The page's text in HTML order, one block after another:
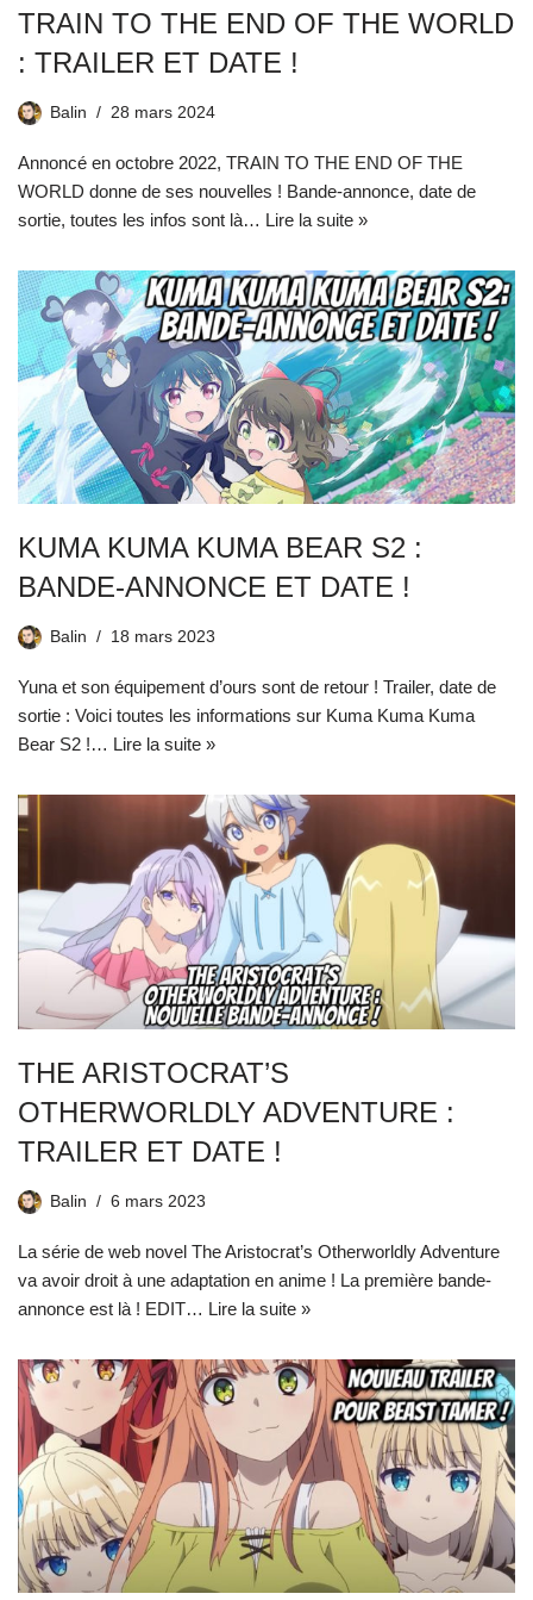
TRAIN TO THE END OF THE WORLD
: TRAILER ET DATE !
Balin 28 mars 2024
Annoncé en octobre 2022, TRAIN TO THE END OF THE
WORLD donne de ses nouvelles ! Bande-annonce, date de
sortie, toutes les infos sont là… Lire la suite »
KUMA KUMA KUMA BEAR S2 :
BANDE-ANNONCE ET DATE !
Balin 18 mars 2023
Yuna et son équipement d’ours sont de retour ! Trailer, date de
sortie : Voici toutes les informations sur Kuma Kuma Kuma
Bear S2 !… Lire la suite »
THE ARISTOCRAT’S
OTHERWORLDLY ADVENTURE :
TRAILER ET DATE !
Balin 6 mars 2023
La série de web novel The Aristocrat’s Otherworldly Adventure
va avoir droit à une adaptation en anime ! La première bande-
annonce est là ! EDIT… Lire la suite »